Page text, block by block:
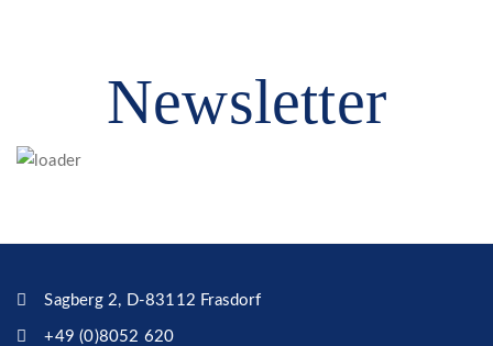
Newsletter
Sagberg 2, D-83112 Frasdorf
+49 (0)8052 620